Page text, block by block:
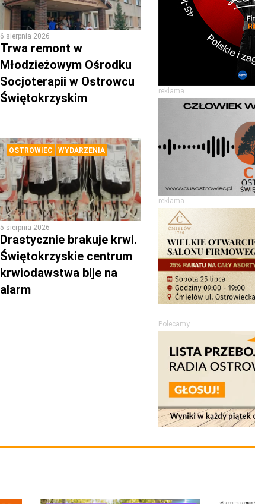
6 sierpnia 2026
Trwa remont w
Młodzieżowym Ośrodku
Socjoterapii w Ostrowcu
Świętokrzyskim
OSTROWIEC WYDARZENIA
5 sierpnia 2026
Drastycznie brakuje krwi.
Świętokrzyskie centrum
krwiodawstwa bije na
alarm
reklama
reklama
Polecamy